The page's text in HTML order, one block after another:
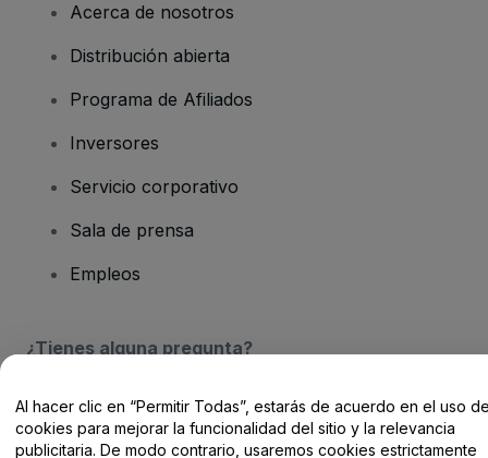
Acerca de nosotros
Distribución abierta
Programa de Afiliados
Inversores
Servicio corporativo
Sala de prensa
Empleos
¿Tienes alguna pregunta?
Centro de Ayuda / Contacto
Al hacer clic en “Permitir Todas”, estarás de acuerdo en el uso
cookies para mejorar la funcionalidad del sitio y la relevancia
publicitaria. De modo contrario, usaremos cookies estrictamente